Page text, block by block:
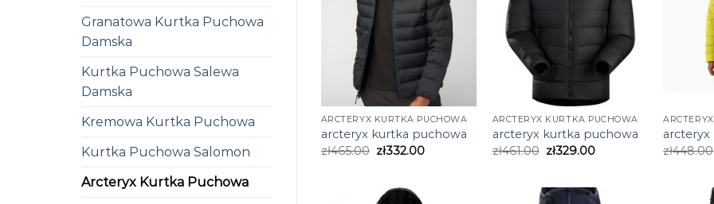
Granatowa Kurtka Puchowa
Damska
Kurtka Puchowa Salewa
Damska
Kremowa Kurtka Puchowa
Kurtka Puchowa Salomon
Arcteryx Kurtka Puchowa
ARCTERYX KURTKA PUCHOWA
arcteryx kurtka puchowa
zł465.00 zł332.00
ARCTERYX KURTKA PUCHOWA
arcteryx kurtka puchowa
zł461.00 zł329.00
zł448.00